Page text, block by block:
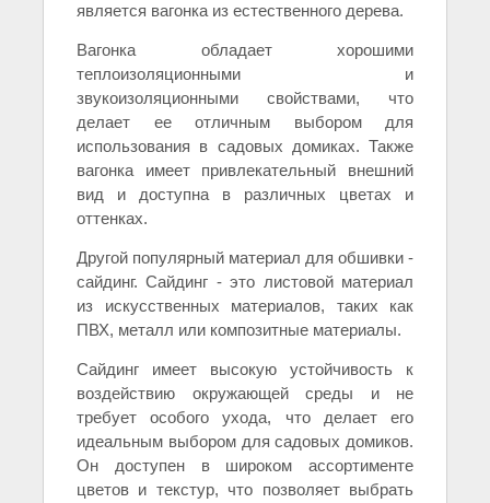
является вагонка из естественного дерева.
Вагонка обладает хорошими
теплоизоляционными и
звукоизоляционными свойствами, что
делает ее отличным выбором для
использования в садовых домиках. Также
вагонка имеет привлекательный внешний
вид и доступна в различных цветах и
оттенках.
Другой популярный материал для обшивки -
сайдинг. Сайдинг - это листовой материал
из искусственных материалов, таких как
ПВХ, металл или композитные материалы.
Сайдинг имеет высокую устойчивость к
воздействию окружающей среды и не
требует особого ухода, что делает его
идеальным выбором для садовых домиков.
Он доступен в широком ассортименте
цветов и текстур, что позволяет выбрать